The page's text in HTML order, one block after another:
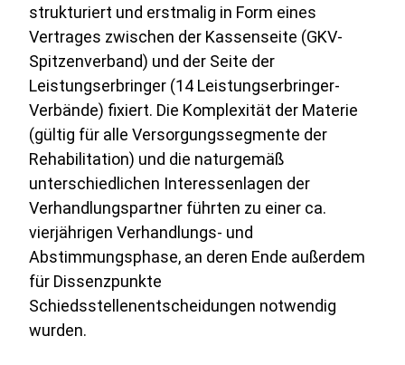
strukturiert und erstmalig in Form eines
Vertrages zwischen der Kassenseite (GKV-
Spitzenverband) und der Seite der
Leistungserbringer (14 Leistungserbringer-
Verbände) fixiert. Die Komplexität der Materie
(gültig für alle Versorgungssegmente der
Rehabilitation) und die naturgemäß
unterschiedlichen Interessenlagen der
Verhandlungspartner führten zu einer ca.
vierjährigen Verhandlungs- und
Abstimmungsphase, an deren Ende außerdem
für Dissenzpunkte
Schiedsstellenentscheidungen notwendig
wurden.